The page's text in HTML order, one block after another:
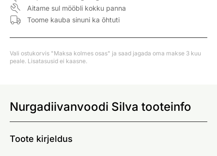
Aitame sul mööbli kokku panna
Toome kauba sinuni ka õhtuti
Vali ostukorvis "Maksa kolmes osas" ja saad jagada oma makse 3 kuu
peale. Lisatasusid ei kaasne.
Nurgadiivanvoodi Silva tooteinfo
Toote kirjeldus